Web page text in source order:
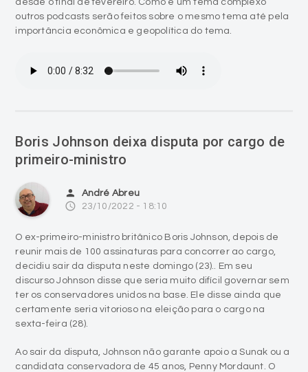
desde o final de fevereiro. Como é um tema complexo
outros podcasts serão feitos sobre o mesmo tema até pela
importância econômica e geopolítica do tema.
Boris Johnson deixa disputa por cargo de
primeiro-ministro
person André Abreu
access_time 23/10/2022 - 18:10
O ex-primeiro-ministro britânico Boris Johnson, depois de
reunir mais de 100 assinaturas para concorrer ao cargo,
decidiu sair da disputa neste domingo (23).. Em seu
discurso Johnson disse que seria muito difícil governar sem
ter os conservadores unidos na base. Ele disse ainda que
certamente seria vitorioso na eleição para o cargo na
sexta-feira (28).
Ao sair da disputa, Johnson não garante apoio a Sunak ou a
candidata conservadora de 45 anos, Penny Mordaunt. O